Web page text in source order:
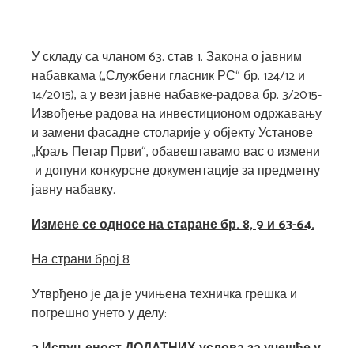
У складу са чланом 63. став 1. Закона о јавним
набавкама („Службени гласник РС“ бр. 124/12 и
14/2015), а у вези јавне набавке-радова бр. 3/2015-
Извођење радова на инвестиционом одржавању
и замени фасадне столарије у објекту Установе
„Краљ Петар Први“, обавештавамо вас о измени
и допуни конкурсне документације за предметну
јавну набавку.
Измене се односе настаране бр. 8, 9 и 63-64.
На страни број 8
Утврђено је да је учињена техничка грешка и
погрешно унето у делу: